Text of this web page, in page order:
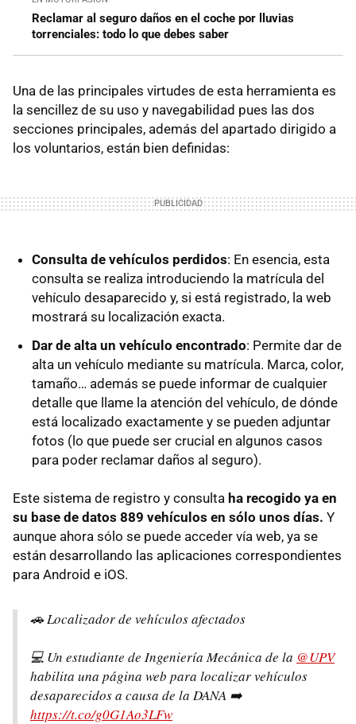
Reclamar al seguro daños en el coche por lluvias
torrenciales: todo lo que debes saber
Una de las principales virtudes de esta herramienta es
la sencillez de su uso y navegabilidad pues las dos
secciones principales, además del apartado dirigido a
los voluntarios, están bien definidas:
Consulta de vehículos perdidos: En esencia, esta
consulta se realiza introduciendo la matrícula del
vehículo desaparecido y, si está registrado, la web
mostrará su localización exacta.
Dar de alta un vehículo encontrado: Permite dar de
alta un vehículo mediante su matrícula. Marca, color,
tamaño… además se puede informar de cualquier
detalle que llame la atención del vehículo, de dónde
está localizado exactamente y se pueden adjuntar
fotos (lo que puede ser crucial en algunos casos
para poder reclamar daños al seguro).
Este sistema de registro y consulta ha recogido ya en
su base de datos 889 vehículos en sólo unos días. Y
aunque ahora sólo se puede acceder vía web, ya se
están desarrollando las aplicaciones correspondientes
para Android e iOS.
🚗 Localizador de vehículos afectados
💻 Un estudiante de Ingeniería Mecánica de la @UPV
habilita una página web para localizar vehículos
desaparecidos a causa de la DANA ➡️
https://t.co/g0G1Ao3LFw